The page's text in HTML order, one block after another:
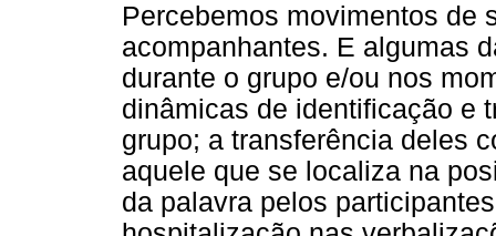
Percebemos movimentos de
acompanhantes. E algumas
durante o grupo e/ou nos
dinâmicas de identificação e
grupo; a transferência deles
aquele que se localiza na
da palavra pelos